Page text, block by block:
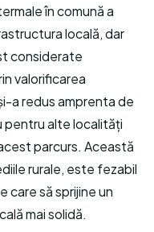
în comună a
locală, dar
considerate
valorificarea
a redus amprenta de
pentru alte localități
parcurs. Această
rurale, este fezabil
care să sprijine un
mai solidă.